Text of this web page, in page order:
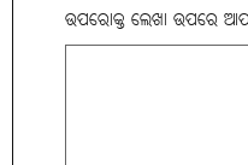
ଉପରୋକ୍ତ ଲେଖା ଉପରେ